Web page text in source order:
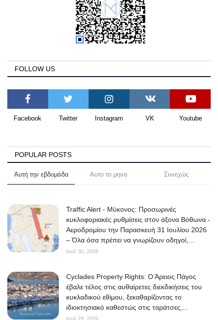
FOLLOW US
Facebook Twitter Instagram VK Youtube
POPULAR POSTS
Αυτή την εβδομάδα Αυτο το μηνα Συνεχώς
Traffic Alert - Μύκονος: Προσωρινές
κυκλοφοριακές ρυθμίσεις στον άξονα Βόθωνα -
Αεροδρομίου την Παρασκευή 31 Ιουλίου 2026
– Όλα όσα πρέπει να γνωρίζουν οδηγοί,...
Ιουλ 30, 2026
Cyclades Property Rights: Ο Άρειος Πάγος
έβαλε τέλος στις αυθαίρετες διεκδικήσεις του
κυκλαδικού εθίμου, ξεκαθαρίζοντας το
ιδιοκτησιακό καθεστώς στις ταράτσες,...
Ιουλ 29, 2026